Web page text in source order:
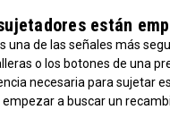
están
una de las señales más
o los botones de una
necesaria para sujetar
a buscar un